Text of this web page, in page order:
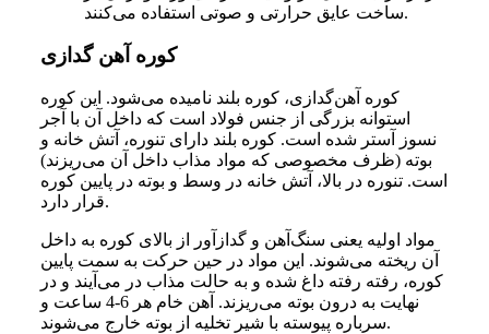
ساخت عایق حرارتی و صوتی استفاده می‌کنند.
کوره آهن گدازی
کوره آهن‌گدازی، کوره بلند نامیده می‌شود. این کوره
استوانه بزرگی از جنس فولاد است که داخل آن با آجر
نسوز آستر شده است. کوره بلند دارای تنوره، آتش خانه و
بوته (ظرف مخصوصی که مواد مذاب داخل آن می‌ریزند)
است. تنوره در بالا، آتش خانه در وسط و بوته در پایین کوره
قرار دارد.
مواد اولیه یعنی سنگ‌آهن و گدازآور از بالای کوره به داخل
آن ریخته می‌شوند. این مواد در حین حرکت به سمت پایین
کوره، رفته رفته داغ شده و به حالت مذاب در می‌آیند و در
نهایت به درون بوته می‌ریزند. آهن خام هر 6-4 ساعت و
سرباره پیوسته با شیر تخلیه از بوته خارج می‌شوند.